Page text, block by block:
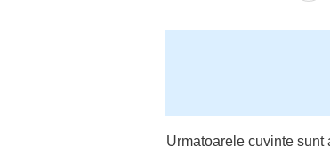
Urmatoarele cuvinte sunt